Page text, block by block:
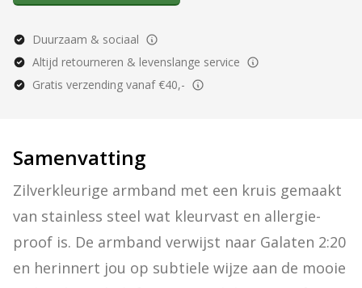
Duurzaam & sociaal
Altijd retourneren & levenslange service
Gratis verzending vanaf €40,-
Samenvatting
Zilverkleurige armband met een kruis gemaakt
van stainless steel wat kleurvast en allergie-
proof is. De armband verwijst naar Galaten 2:20
en herinnert jou op subtiele wijze aan de mooie